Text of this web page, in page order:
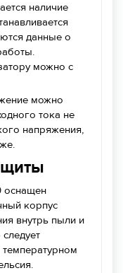
наличие
данные о
можно с
можно
тока не
напряжения,
оснащен
корпус
внутрь пыли и